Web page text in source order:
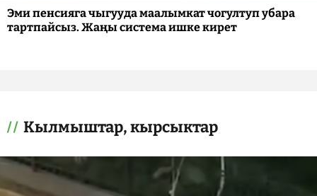
Эми пенсияга чыгууда маалымкат чогултуп убара
тартпайсыз. Жаңы система ишке кирет
Кылмыштар, кырсыктар